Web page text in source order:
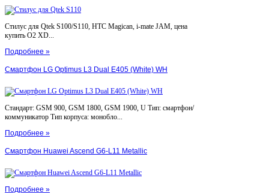
Стилус для Qtek S100/S110, HTC Magican, i-mate JAM, цена
купить O2 XD...
Подробнее »
Смартфон LG Optimus L3 Dual E405 (White) WH
Стандарт: GSM 900, GSM 1800, GSM 1900, U Тип: смартфон/
коммуникатор Тип корпуса: монобло...
Подробнее »
Смартфон Huawei Ascend G6-L11 Metallic
Подробнее »